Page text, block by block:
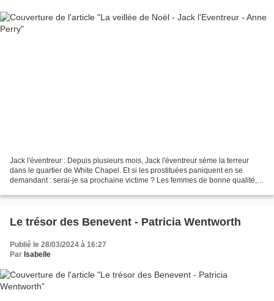
Jack l'éventreur : Depuis plusieurs mois, Jack l'éventreur sème la terreur
dans le quartier de White Chapel. Et si les prostituées paniquent en se
demandant : serai-je sa prochaine victime ? Les femmes de bonne qualité,
Le trésor des Benevent - Patricia Wentworth
Publié le 28/03/2024 à 16:27
Par Isabelle